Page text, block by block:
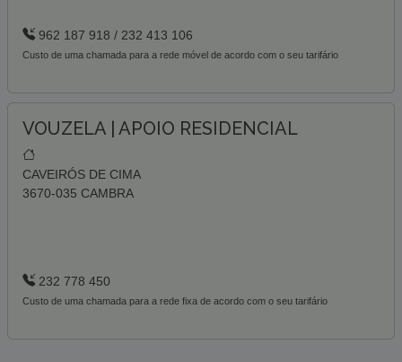
962 187 918 / 232 413 106
Custo de uma chamada para a rede móvel de acordo com o seu tarifário
VOUZELA | APOIO RESIDENCIAL
CAVEIRÓS DE CIMA
3670-035 CAMBRA
232 778 450
Custo de uma chamada para a rede fixa de acordo com o seu tarifário